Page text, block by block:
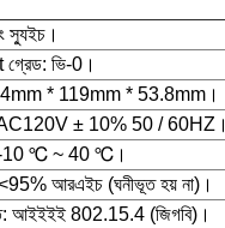
স্যুইচ।
গ্রেড: ভি-0।
* 119mm * 53.8mm।
± 10% 50 / 60HZ।
10 ℃ ~ 40 ℃।
আরএইচ (ঘনীভূত হয় না)।
আইইইই 802.15.4 (জিগবি)।